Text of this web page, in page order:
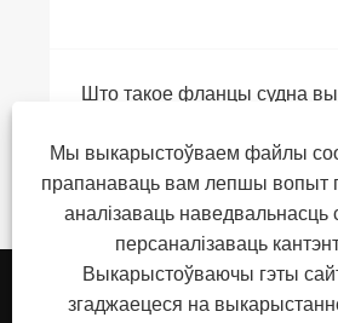
Што такое фланцы судна
нержавеючай сталі і труб
Глядзець больш >>
Пра нас
Мы выкарыстоўваем файлы
прапанаваць вам лепшы вопыт
аналізаваць наведвальнасць
персаналізаваць
Выкарыстоўваючы гэты
згаджаецеся на